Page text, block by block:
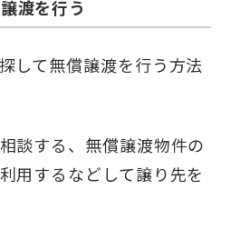
渡を行う
して無償譲渡を行う方法
談する、無償譲渡物件の
用するなどして譲り先を